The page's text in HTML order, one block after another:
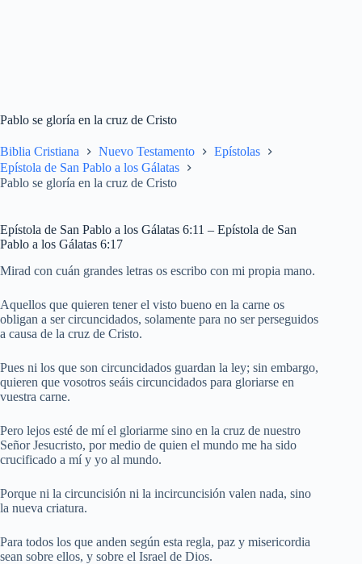
Pablo se gloría en la cruz de Cristo
Biblia Cristiana Nuevo Testamento
Epístolas
Epístola de San Pablo a los Gálatas
Pablo se gloría en la cruz de Cristo
Epístola de San Pablo a los Gálatas 6:11 – Epístola de San
Pablo a los Gálatas 6:17
Mirad con cuán grandes letras os escribo con mi propia mano.
Aquellos que quieren tener el visto bueno en la carne os
obligan a ser circuncidados, solamente para no ser perseguidos
a causa de la cruz de Cristo.
Pues ni los que son circuncidados guardan la ley; sin embargo,
quieren que vosotros seáis circuncidados para gloriarse en
vuestra carne.
Pero lejos esté de mí el gloriarme sino en la cruz de nuestro
Señor Jesucristo, por medio de quien el mundo me ha sido
crucificado a mí y yo al mundo.
Porque ni la circuncisión ni la incircuncisión valen nada, sino
la nueva criatura.
Para todos los que anden según esta regla, paz y misericordia
sean sobre ellos, y sobre el Israel de Dios.